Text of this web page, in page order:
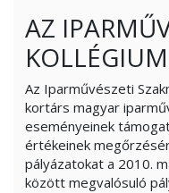
AZ
Az Iparművészeti
kortárs magyar
eseményeinek
értékeinek
pályázatokat a 2010.
között megvalósuló